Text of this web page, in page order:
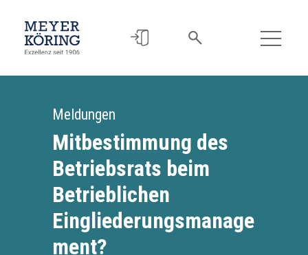
Meldungen
Mitbestimmung des
Betriebsrats beim
Betrieblichen
Eingliederungsmanage
ment?